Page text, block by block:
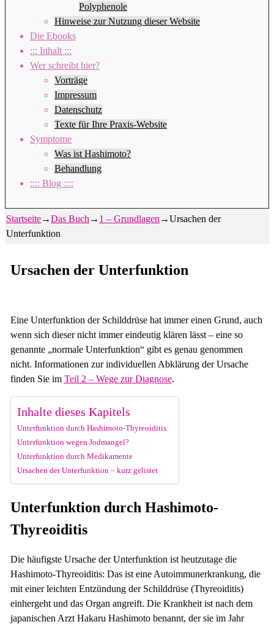
Polyphenole
Hinweise zur Nutzung dieser Website
Die Ebooks
::: Inhalt :::
Wer schreibt hier?
Vorträge
Impressum
Datenschutz
Texte für Ihre Praxis-Website
Symptome
Was ist Hashimoto?
Behandlung
:::: Blog ::::
Startseite→Das Buch → 1 – Grundlagen →Ursachen der
Unterfunktion
Ursachen der Unterfunktion
Eine Unterfunktion der Schilddrüse hat immer einen Grund, auch
wenn sich dieser nicht immer eindeutig klären lässt – eine so
genannte „normale Unterfunktion“ gibt es genau genommen
nicht. Informationen zur individuellen Abklärung der Ursache
finden Sie im Teil 2 – Wege zur Diagnose.
Inhalte dieses Kapitels
Unterfunktion durch Hashimoto-Thyreoiditis
Unterfunktion wegen Jodmangel?
Unterfunktion durch Medikamente
Ursachen der Unterfunktion – kurz gelistet
Unterfunktion durch Hashimoto-
Thyreoiditis
Die häufigste Ursache der Unterfunktion ist heutzutage die
Hashimoto-Thyreoiditis: Das ist eine Autoimmunerkrankung, die
mit einer leichten Entzündung der Schilddrüse (Thyreoiditis)
einhergeht und das Organ angreift. Die Krankheit ist nach dem
japanischen Arzt Hakaru Hashimoto benannt, der sie im Jahr